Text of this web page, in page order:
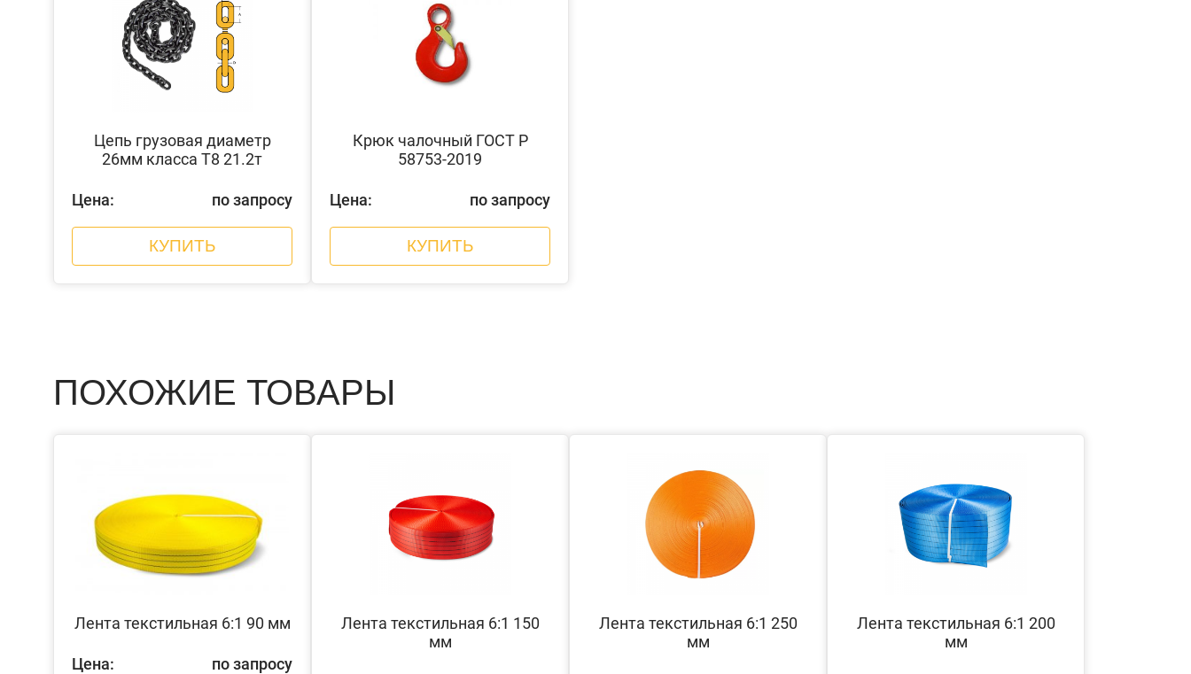
Цепь грузовая диаметр
26мм класса Т8 21.2т
Цена: по запросу
КУПИТЬ
Крюк чалочный ГОСТ Р
58753-2019
Цена: по запросу
КУПИТЬ
ПОХОЖИЕ ТОВАРЫ
Лента текстильная 6:1 90 мм
Цена: по запросу
Лента текстильная 6:1 150
мм
Лента текстильная 6:1 250
мм
Лента текстильная 6:1 200
мм